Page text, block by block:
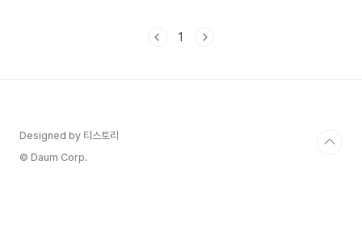
작했답니다. 2025년 현재, 넷플릭스는 계정 공유에 대해 아주 명확한 기준을
1
Designed by 티스토리
© Daum Corp.